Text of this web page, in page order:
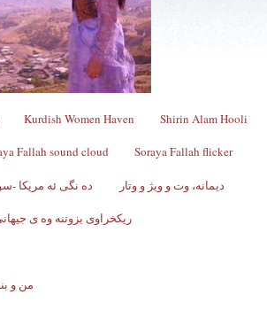
Kurdish Women Haven Shirin Alam Hooli
Fallah sound cloud Soraya Fallah flicker
ده نگی ئه مریکا - دیمانە، وت و ویژ و وتار
ریکخراوی بزوتنه وه ی
من و